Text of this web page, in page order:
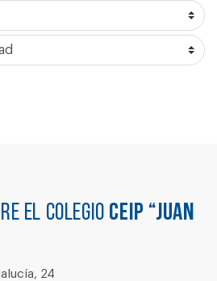
el colegio CEIP “JUAN
24